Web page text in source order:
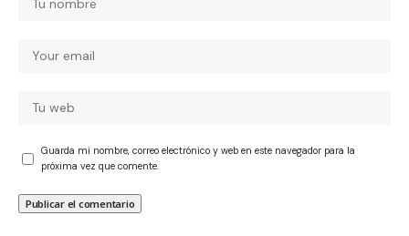
Guarda mi nombre, correo electrónico y web en este navegador para la
próxima vez que comente.